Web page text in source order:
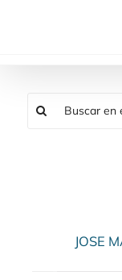
JOSE